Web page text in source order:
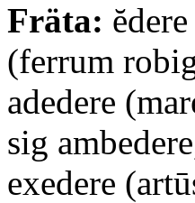
Fräta:
(ferrum
adedere
sig
exedere